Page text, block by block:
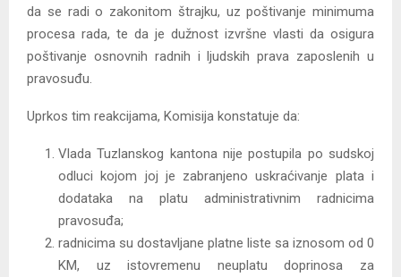
da se radi o zakonitom štrajku, uz poštivanje minimuma
procesa rada, te da je dužnost izvršne vlasti da osigura
poštivanje osnovnih radnih i ljudskih prava zaposlenih u
pravosuđu.
Uprkos tim reakcijama, Komisija konstatuje da:
Vlada Tuzlanskog kantona nije postupila po sudskoj
odluci kojom joj je zabranjeno uskraćivanje plata i
dodataka na platu administrativnim radnicima
pravosuđa;
radnicima su dostavljane platne liste sa iznosom od 0
KM, uz istovremenu neuplatu doprinosa za